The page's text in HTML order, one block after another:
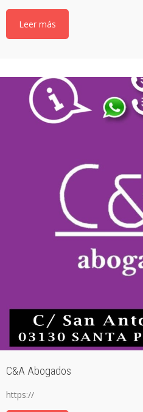
Leer más
C&A Abogados
https://